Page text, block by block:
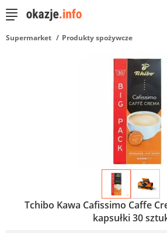
Supermarket Produkty spożywcze
Tchibo Kawa Cafissimo Caffe
kapsułki 30